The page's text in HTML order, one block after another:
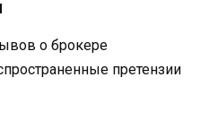
о брокере
претензии